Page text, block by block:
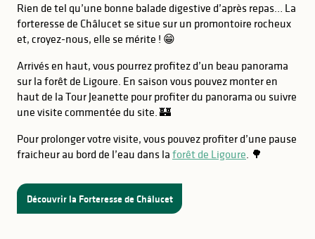
Rien de tel qu’une bonne balade digestive d’après repas… La
forteresse de Châlucet se situe sur un promontoire rocheux
et, croyez-nous, elle se mérite ! 😁
Arrivés en haut, vous pourrez profitez d’un beau panorama
sur la forêt de Ligoure. En saison vous pouvez monter en
haut de la Tour Jeanette pour profiter du panorama ou suivre
une visite commentée du site. 🏰
Pour prolonger votre visite, vous pouvez profiter d’une pause
fraicheur au bord de l’eau dans la forêt de Ligoure. 🌳
Découvrir la Forteresse de Châlucet